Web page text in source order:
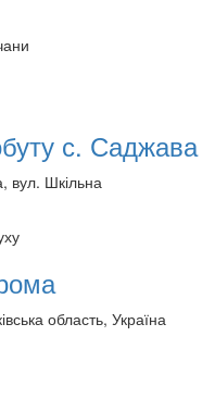
с. Саджава
вул. Шкільна
область, Україна